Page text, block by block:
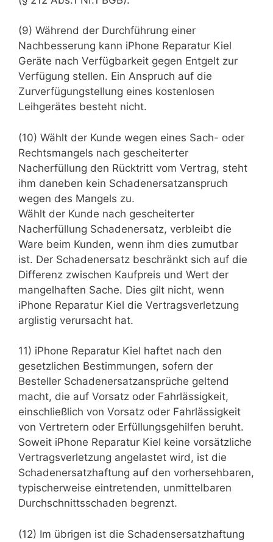
(9) Während der Durchführung einer
Nachbesserung kann iPhone Reparatur Kiel
Geräte nach Verfügbarkeit gegen Entgelt zur
Verfügung stellen. Ein Anspruch auf die
Zurverfügungstellung eines kostenlosen
Leihgerätes besteht nicht.
(10) Wählt der Kunde wegen eines Sach- oder
Rechtsmangels nach gescheiterter
Nacherfüllung den Rücktritt vom Vertrag, steht
ihm daneben kein Schadenersatzanspruch
wegen des Mangels zu.
Wählt der Kunde nach gescheiterter
Nacherfüllung Schadenersatz, verbleibt die
Ware beim Kunden, wenn ihm dies zumutbar
ist. Der Schadenersatz beschränkt sich auf die
Differenz zwischen Kaufpreis und Wert der
mangelhaften Sache. Dies gilt nicht, wenn
iPhone Reparatur Kiel die Vertragsverletzung
arglistig verursacht hat.
11) iPhone Reparatur Kiel haftet nach den
gesetzlichen Bestimmungen, sofern der
Besteller Schadenersatzansprüche geltend
macht, die auf Vorsatz oder Fahrlässigkeit,
einschließlich von Vorsatz oder Fahrlässigkeit
von Vertretern oder Erfüllungsgehilfen beruht.
Soweit iPhone Reparatur Kiel keine vorsätzliche
Vertragsverletzung angelastet wird, ist die
Schadenersatzhaftung auf den vorhersehbaren,
typischerweise eintretenden, unmittelbaren
Durchschnittsschaden begrenzt.
(12) Im übrigen ist die Schadensersatzhaftung